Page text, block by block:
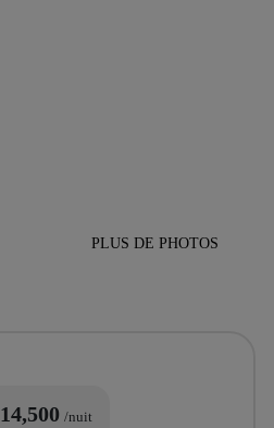
PLUS DE PHOTOS
14,500 /nuit